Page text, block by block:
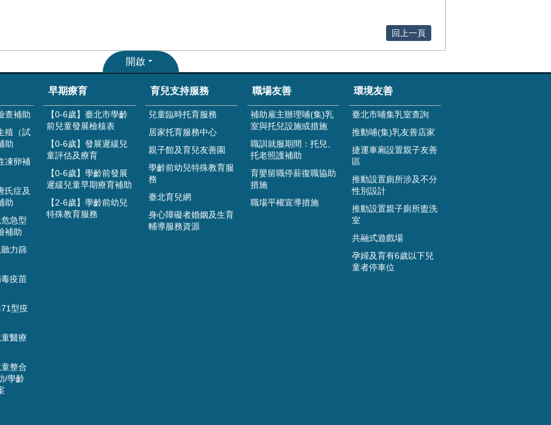
回上一頁
開啟
查補助
殖（試
助
凍卵補
氏症及
助
危急型
補助
聽力篩
毒疫苗
71型疫
童醫療
童整合
/學齡
早期療育
【0-6歲】臺北市學齡
前兒童發展檢核表
【0-6歲】發展遲緩兒
童評估及療育
【0-6歲】學齡前發展
遲緩兒童早期療育補助
【2-6歲】學齡前幼兒
特殊教育服務
育兒支持服務
兒童臨時托育服務
居家托育服務中心
親子館及育兒友善園
學齡前幼兒特殊教育服
務
臺北育兒網
身心障礙者婚姻及生育
輔導服務資源
職場友善
補助雇主辦理哺(集)乳
室與托兒設施或措施
職訓就服期間：托兒、
托老照護補助
育嬰留職停薪復職協助
措施
職場平權宣導措施
環境友善
臺北市哺集乳室查詢
推動哺(集)乳友善店家
捷運車廂設置親子友善
區
推動設置廁所涉及不分
性別設計
推動設置親子廁所盥洗
室
共融式遊戲場
孕婦及育有6歲以下兒
童者停車位